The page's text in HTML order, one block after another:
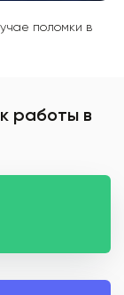
поломки в
работы в